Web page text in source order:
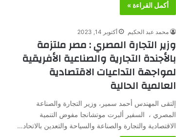
أكمل القراءة »
محمد عبد الحكيم أكتوبر 14, 2023
وزير التجارة المصري : مصر ملتزمة
بالأجندة التجارية والصناعية الأفريقية
لمواجهة التداعيات الاقتصادية
العالمية الحالية
إلتقى المهندس أحمد سمير، وزير التجارة والصناعة
المصري ، السفير ألبرت موتشانجا مفوض التنمية
الاقتصادية والتجارة والصناعة والسياحة والتعدين بالاتحاد…